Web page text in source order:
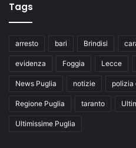
Tags
arresto bari Brindisi
evidenza Foggia Lecce
News Puglia notizie polizia
Regione Puglia taranto
Ultimissime Puglia